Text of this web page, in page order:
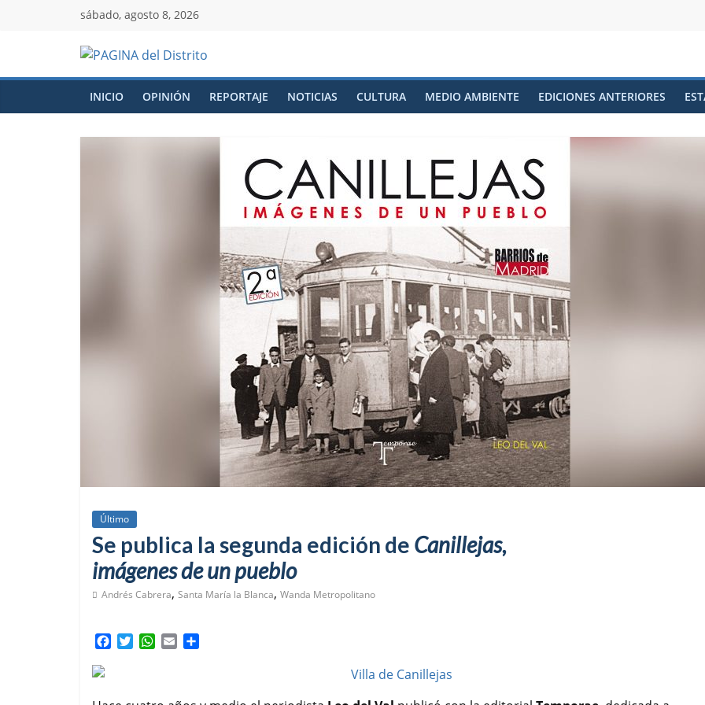
sábado, agosto 8, 2026
INICIO OPINIÓN REPORTAJE NOTICIAS CULTURA MEDIO AMBIENTE EDICIONES ANTERIORES
Último
Se publica la segunda edición de Canillejas,
imágenes de un pueblo
Andrés Cabrera, Santa María la Blanca, Wanda Metropolitano
W